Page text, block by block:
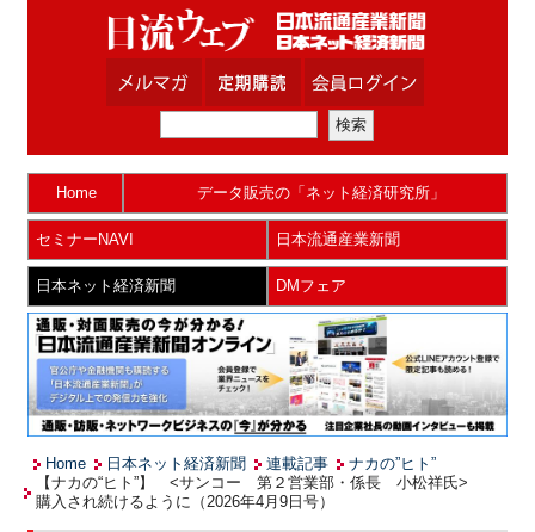
Home データ販売の「ネット経済研究所」
セミナーNAVI 日本流通産業新聞
日本ネット経済新聞 DMフェア
Home 日本ネット経済新聞 連載記事
ナカの”ヒト”
【ナカの“ヒト”】 <サンコー 第２営業部・係長 小松祥氏>
購入され続けるように（2026年4月9日号）